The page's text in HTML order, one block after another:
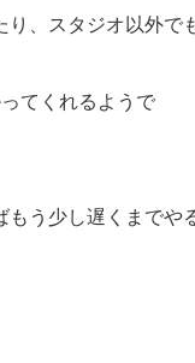
、スタジオ以外で
てくれるようで
う少し遅くまでや